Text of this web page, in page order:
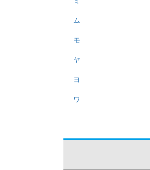
ム
モ
ヤ
ヨ
ワ